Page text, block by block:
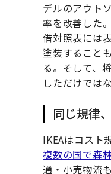
デルのアウト
率を改善した
借対照表には
塗装すること
る。そして、
しただけでは
同じ規律
IKEAはコスト
複数の国で森
通・小売物流